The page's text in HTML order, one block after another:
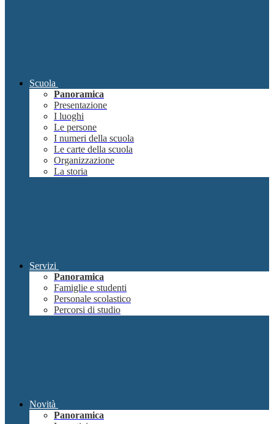
Scuola
Panoramica
Presentazione
I luoghi
Le persone
I numeri della scuola
Le carte della scuola
Organizzazione
La storia
Servizi
Panoramica
Famiglie e studenti
Personale scolastico
Percorsi di studio
Novità
Panoramica